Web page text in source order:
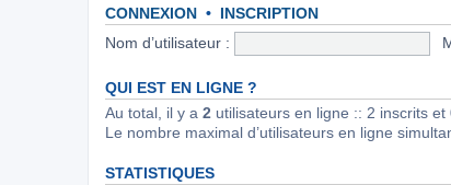
CONNEXION • INSCRIPTION
Nom d’utilisateur :
QUI EST EN LIGNE ?
Au total, il y a 2 utilisateurs en ligne :: 2 inscrits
Le nombre maximal d’utilisateurs en ligne
STATISTIQUES